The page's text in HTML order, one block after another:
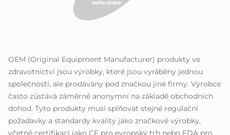
OEM (Original Equipment Manufacturer) produkty ve
zdravotnictví jsou výrobky, které jsou vyráběny jednou
společností, ale prodávány pod značkou jiné firmy. Výrobce
často zůstává záměrně anonymní na základě obchodních
dohod. Tyto produkty musí splňovat stejné regulační
požadavky a standardy kvality jako značkové výrobky,